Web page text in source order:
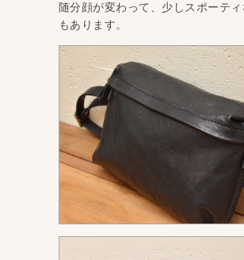
随分顔が変わって、少しスポーテ
もあります。